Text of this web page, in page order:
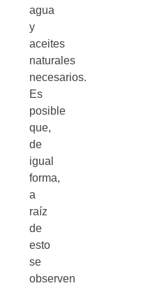
agua
y
aceites
naturales
necesarios.
Es
posible
que,
de
igual
forma,
a
raíz
de
esto
se
observen